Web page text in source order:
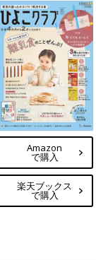
Amazon
で購入
楽天ブックス
で購入